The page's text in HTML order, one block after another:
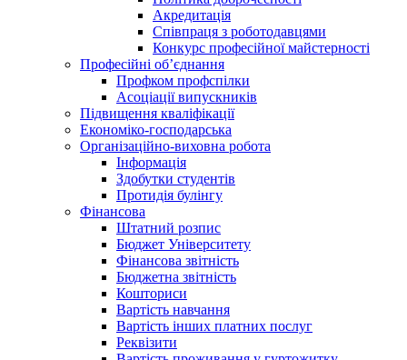
Акредитація
Співпраця з роботодавцями
Конкурс професійної майстерності
Професійні об’єднання
Профком профспілки
Асоціації випускників
Підвищення кваліфікації
Економіко-господарська
Організаційно-виховна робота
Інформація
Здобутки студентів
Протидія булінгу
Фінансова
Штатний розпис
Бюджет Університету
Фінансова звітність
Бюджетна звітність
Кошториси
Вартість навчання
Вартість інших платних послуг
Реквізити